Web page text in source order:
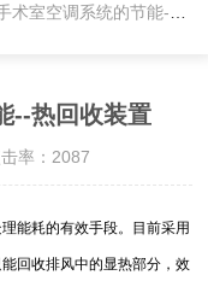
室空调系统的节能--热回收装置
--热回收装置
率：2087
能耗的有效手段。目前采用
回收排风中的显热部分，效